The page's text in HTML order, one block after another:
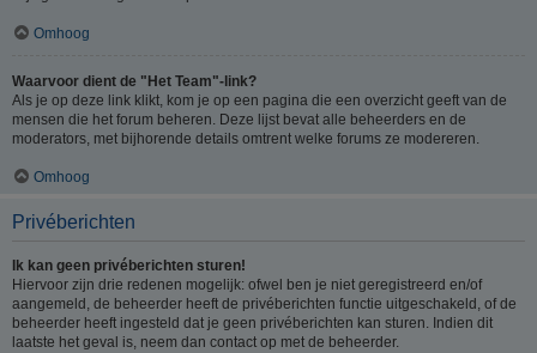
Omhoog
Waarvoor dient de "Het Team"-link?
Als je op deze link klikt, kom je op een pagina die een overzicht geeft van de
mensen die het forum beheren. Deze lijst bevat alle beheerders en de
moderators, met bijhorende details omtrent welke forums ze modereren.
Omhoog
Privéberichten
Ik kan geen privéberichten sturen!
Hiervoor zijn drie redenen mogelijk: ofwel ben je niet geregistreerd en/of
aangemeld, de beheerder heeft de privéberichten functie uitgeschakeld, of de
beheerder heeft ingesteld dat je geen privéberichten kan sturen. Indien dit
laatste het geval is, neem dan contact op met de beheerder.